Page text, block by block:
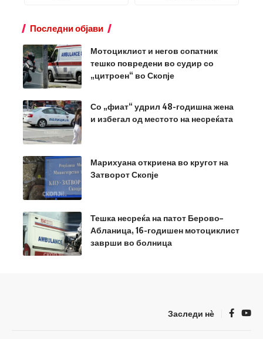
Последни објави
Мотоциклист и негов сопатник
тешко повредени во судир со
„цитроен“ во Скопје
Со „фиат“ удрил 48-годишна жена
и избегал од местото на несреќата
Марихуана откриена во кругот на
Затворот Скопје
Тешка несреќа на патот Берово–
Абланица, 16-годишен мотоциклист
заврши во болница
Заследи нѐ